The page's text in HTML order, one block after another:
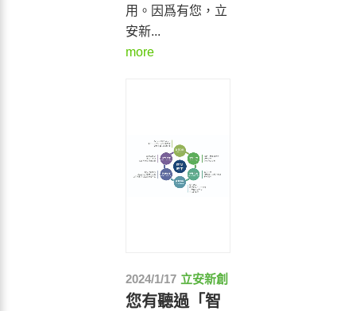
用。因爲有您，立
安新...
more
2024/1/17 立安新創
您有聽過「智